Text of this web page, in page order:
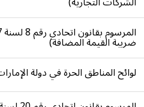
يُلزم الشركات بمسك دفاتر محاسبية دقيقة
ضريبة القيمة المضافة)
يفرض الحفاظ على سجلات مالية دقيقة
لوائح المناطق الحرة في دولة
تتضمن اشتراطات خاصة بالتدقيق السنوي
والامتثال.